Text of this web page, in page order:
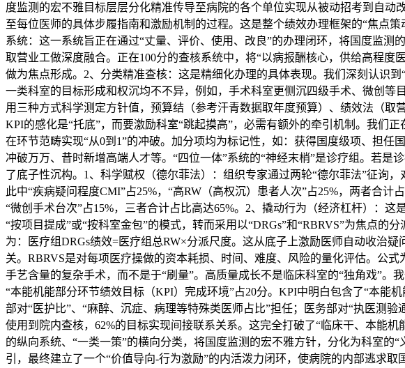
度监测的宏不雅目标层层分化精准传导至病院的各个单位实现从被动招考到自
至每位医师的具体步履指南和激励机制的过程。这是整个绩效办理框架的“焦点
系统：这一系统旨正在通过“丈量、评价、使用、改良”的办理闭环，将国度监
取营业工做深度融合。正在100分的查核系统中，将“以病报酬核心，供给高程度
做为焦点形成。2、分类精准查核：这是精细化办理的具体表现。我们深刻认识
一类科室的目标形成和权沉均不不异，例如，手术科室更侧沉四级手术、微创
用三种方式科学测定方针值，预算结（参考汗青数据取年度预算）、绩效法（
KPI的感化是“托底”，而要激励科室“跳起摸高”，必需有额外的牵引机制。我们
在环节范畴实现“从0到1”的冲破。加分项均为标记性，如：获得国度级项、担任
冲破万万、昔时新增高端人才等。“四位一体”系统的“神经末梢”是诊疗组。若
了底子性沉构。1、科学赋权（德尔菲法）：组织专家通过两轮“德尔菲法”征询
此中“疾病疑问程度CMI”占25%，“高RW（高权沉）患者人次”占25%，两者合计
“微创手术台次”占15%，三者合计占比高达65%。2、撬动行为（经济杠杆）：
“按项目提成”或“按科室金包”的模式，转而采用以“DRGs”和“RBRVS”为焦点
为：医疗组DRGs绩效=医疗组总RW×分派尺度。这从底子上激励医师自动收治
关。RBRVS是对每项医疗操做的资本耗损、时间、难度、风险的量化评估。公
手艺含量的复杂手术，而不是于“刷量”。高质量成长不是临床科室的“独角戏”。
“本能机能部分环节绩效目标（KPI）完成环境”占20分。KPI中明白包含了“本能
部对“医护比”、“麻醉、沉症、病理等特殊类医师占比”担任；医务部对“执医测
使用到院内查核，62%的目标实现间接联系关系。这完全打破了“临床干、本能
的纵向系统、“一类一策”的横向分类，将国度监测的宏不雅方针，分化为科室的
引，最终建立了一个“价值导向-行为激励”的内活泼力闭环，使病院的内部逃求